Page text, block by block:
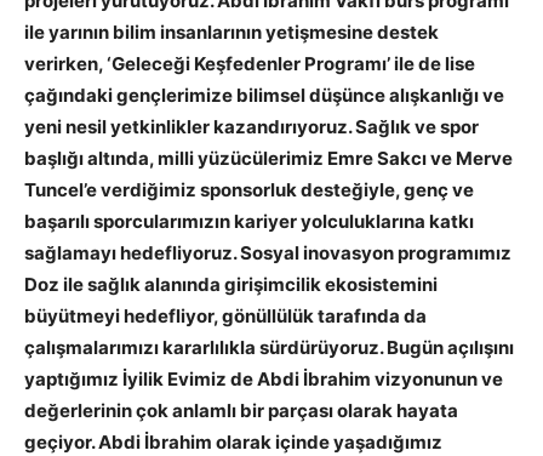
ile yarının bilim insanlarının yetişmesine destek
verirken, ‘Geleceği Keşfedenler Programı’ ile de lise
çağındaki gençlerimize bilimsel düşünce alışkanlığı ve
yeni nesil yetkinlikler kazandırıyoruz. Sağlık ve spor
başlığı altında, milli yüzücülerimiz Emre Sakcı ve Merve
Tuncel’e verdiğimiz sponsorluk desteğiyle, genç ve
başarılı sporcularımızın kariyer yolculuklarına katkı
sağlamayı hedefliyoruz. Sosyal inovasyon programımız
Doz ile sağlık alanında girişimcilik ekosistemini
büyütmeyi hedefliyor, gönüllülük tarafında da
çalışmalarımızı kararlılıkla sürdürüyoruz. Bugün açılışını
yaptığımız İyilik Evimiz de Abdi İbrahim vizyonunun ve
değerlerinin çok anlamlı bir parçası olarak hayata
geçiyor. Abdi İbrahim olarak içinde yaşadığımız